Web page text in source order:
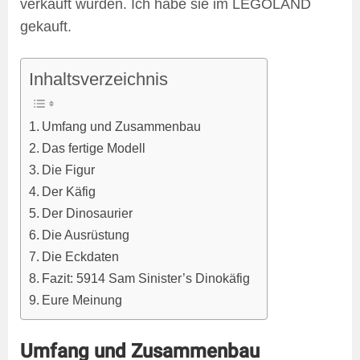
verkauft wurden. Ich habe sie im LEGOLAND
gekauft.
Inhaltsverzeichnis
Umfang und Zusammenbau
Das fertige Modell
Die Figur
Der Käfig
Der Dinosaurier
Die Ausrüstung
Die Eckdaten
Fazit: 5914 Sam Sinister’s Dinokäfig
Eure Meinung
Umfang und Zusammenbau